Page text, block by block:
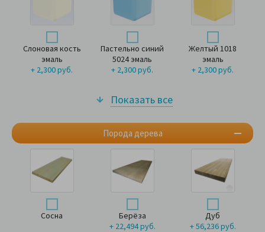
Порода дерева
Слоновая кость
эмаль
+ 2,300 руб.
Пастельно синий
5024 эмаль
+ 2,300 руб.
Желтый 1018
эмаль
+ 2,300 руб.
Показать все
Сосна
Берёза
+ 22,494 руб.
Дуб
+ 56,236 руб.